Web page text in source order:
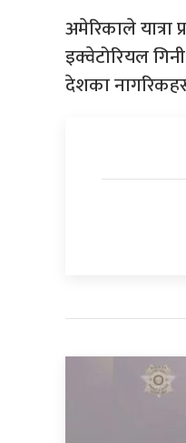
अमेरिकाले यात्रा
इक्वेटोरियल
देशका